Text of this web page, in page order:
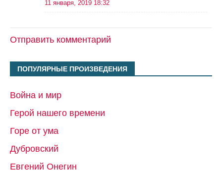
11 января, 2019 18:32
Отправить комментарий
ПОПУЛЯРНЫЕ ПРОИЗВЕДЕНИЯ
Война и мир
Герой нашего времени
Горе от ума
Дубровский
Евгений Онегин